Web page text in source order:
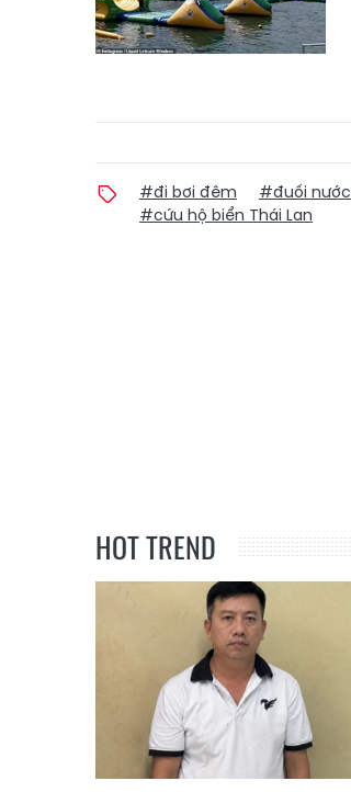
#đi bơi đêm #đuối nước
#cứu hộ biển Thái Lan
HOT TREND